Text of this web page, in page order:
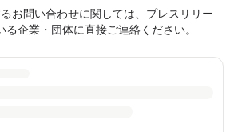
お問い合わせに関しては、プレスリリー
る企業・団体に直接ご連絡ください。